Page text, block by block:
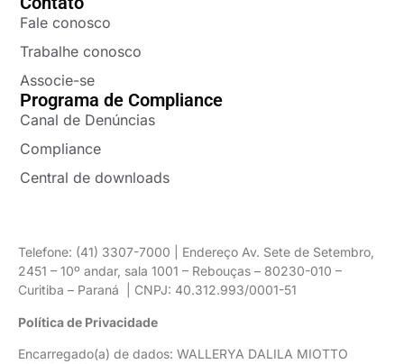
Fale conosco
Trabalhe conosco
Associe-se
Programa de Compliance
Canal de Denúncias
Compliance
Central de downloads
Telefone: (41) 3307-7000 | Endereço Av. Sete de Setembro,
2451 – 10º andar, sala 1001 – Rebouças – 80230-010 –
Curitiba – Paraná | CNPJ: 40.312.993/0001-51
Política de Privacidade
Encarregado(a) de dados: WALLERYA DALILA MIOTTO